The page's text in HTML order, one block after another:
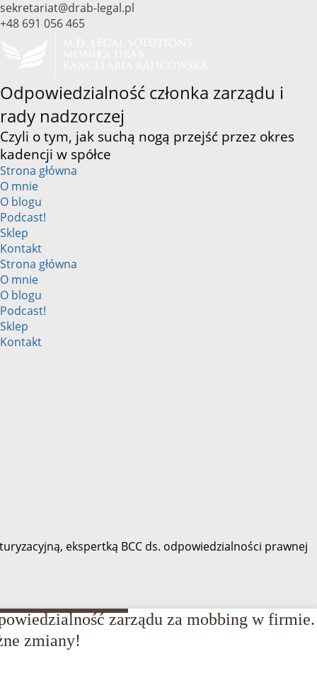
Przejdź
do
sekretariat@drab-legal.pl
+48 691 056 465
Odpowiedzialność członka zarządu i
rady nadzorczej
Czyli o tym, jak suchą nogą przejść przez okres
kadencji w spółce
Strona główna
O mnie
O blogu
Podcast!
Sklep
Kontakt
Strona główna
O mnie
O blogu
Podcast!
Sklep
Kontakt
ekspertką BCC ds. odpowiedzialności prawnej
zarządu za mobbing w firmie.
zmiany!